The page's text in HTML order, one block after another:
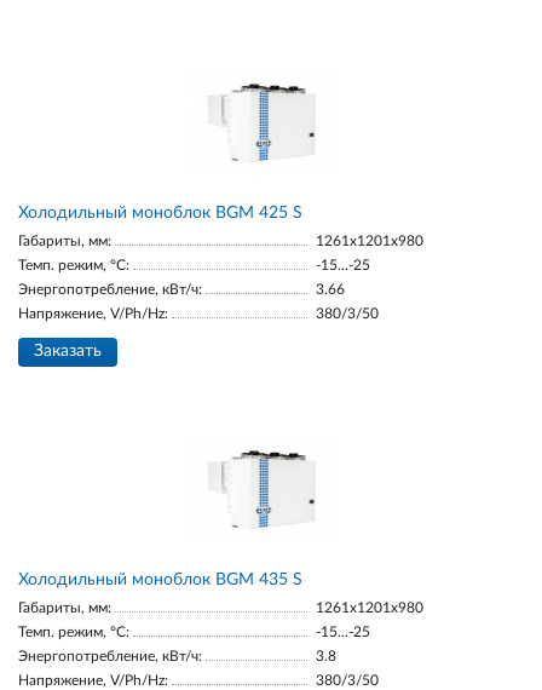
Холодильный моноблок BGM 425 S
Габариты, мм:
1261x1201x980
Темп. режим, °С:
-15...-25
Энергопотребление, кВт/ч:
3.66
Напряжение, V/Ph/Hz:
380/3/50
Заказать
Холодильный моноблок BGM 435 S
Габариты, мм:
1261x1201x980
Темп. режим, °С:
-15...-25
Энергопотребление, кВт/ч:
3.8
Напряжение, V/Ph/Hz:
380/3/50